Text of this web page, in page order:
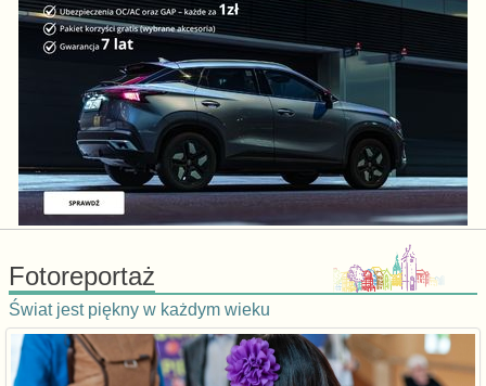
Fotoreportaż
Świat jest piękny w każdym wieku